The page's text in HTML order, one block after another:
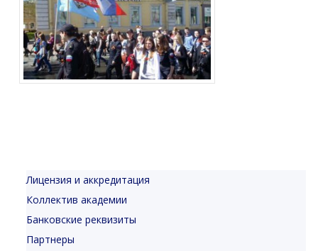
Лицензия и аккредитация
Коллектив академии
Банковские реквизиты
Партнеры